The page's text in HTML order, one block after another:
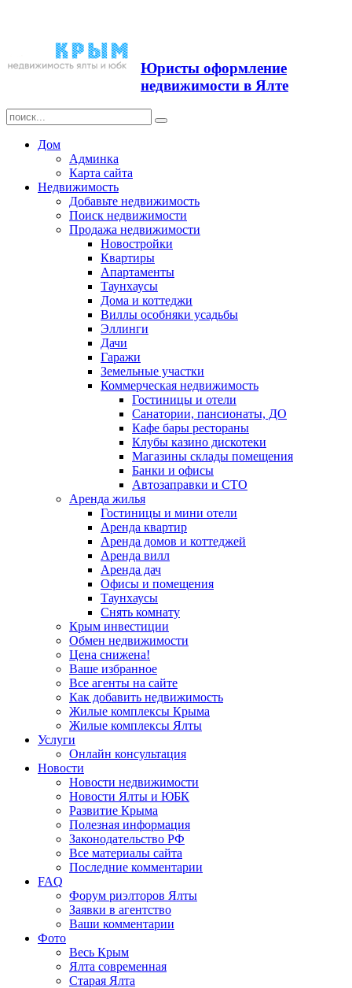
Юристы оформление
недвижимости в Ялте
Дом
Админка
Карта сайта
Недвижимость
Добавьте недвижимость
Поиск недвижимости
Продажа недвижимости
Новостройки
Квартиры
Апартаменты
Таунхаусы
Дома и коттеджи
Виллы особняки усадьбы
Эллинги
Дачи
Гаражи
Земельные участки
Коммерческая недвижимость
Гостиницы и отели
Санатории, пансионаты, ДО
Кафе бары рестораны
Клубы казино дискотеки
Магазины склады помещения
Банки и офисы
Автозаправки и СТО
Аренда жилья
Гостиницы и мини отели
Аренда квартир
Аренда домов и коттеджей
Аренда вилл
Аренда дач
Офисы и помещения
Таунхаусы
Снять комнату
Крым инвестиции
Обмен недвижимости
Цена снижена!
Ваше избранное
Все агенты на сайте
Как добавить недвижимость
Жилые комплексы Крыма
Жилые комплексы Ялты
Услуги
Онлайн консультация
Новости
Новости недвижимости
Новости Ялты и ЮБК
Развитие Крыма
Полезная информация
Законодательство РФ
Все материалы сайта
Последние комментарии
FAQ
Форум риэлторов Ялты
Заявки в агентство
Ваши комментарии
Фото
Весь Крым
Ялта современная
Старая Ялта